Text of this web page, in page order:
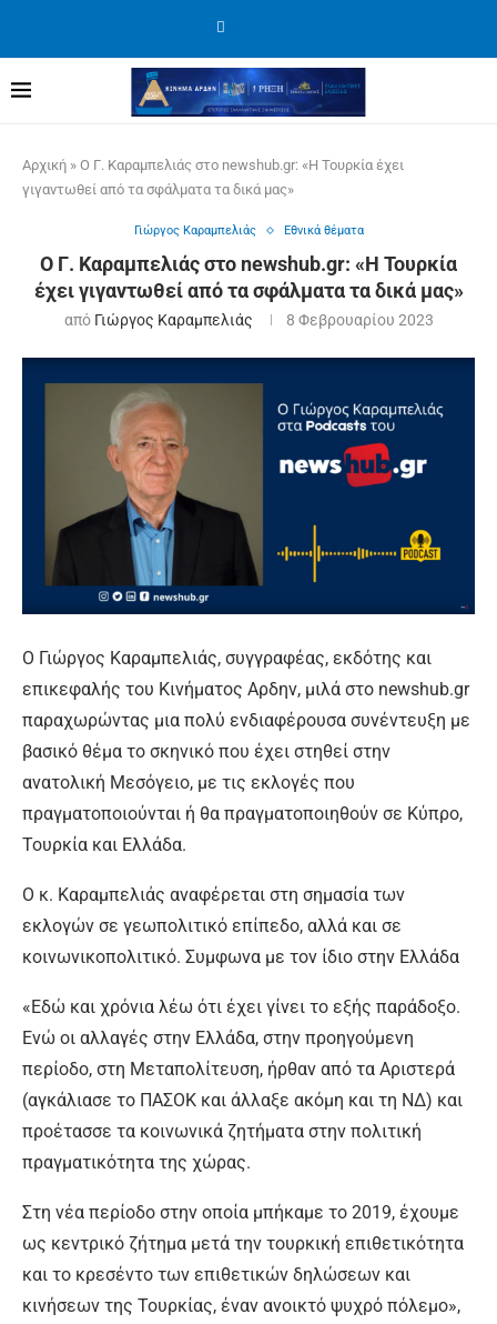
Αρχική » Ο Γ. Καραμπελιάς στο newshub.gr: «Η Τουρκία έχει
γιγαντωθεί από τα σφάλματα τα δικά μας»
Γιώργος Καραμπελιάς Εθνικά θέματα
Ο Γ. Καραμπελιάς στο newshub.gr: «Η Τουρκία
έχει γιγαντωθεί από τα σφάλματα τα δικά μας»
από Γιώργος Καραμπελιάς 8 Φεβρουαρίου 2023
Ο Γιώργος Καραμπελιάς, συγγραφέας, εκδότης και
επικεφαλής του Κινήματος Αρδην, μιλά στο newshub.gr
παραχωρώντας μια πολύ ενδιαφέρουσα συνέντευξη με
βασικό θέμα το σκηνικό που έχει στηθεί στην
ανατολική Μεσόγειο, με τις εκλογές που
πραγματοποιούνται ή θα πραγματοποιηθούν σε Κύπρο,
Τουρκία και Ελλάδα.
Ο κ. Καραμπελιάς αναφέρεται στη σημασία των
εκλογών σε γεωπολιτικό επίπεδο, αλλά και σε
κοινωνικοπολιτικό. Συμφωνα με τον ίδιο στην Ελλάδα
«Εδώ και χρόνια λέω ότι έχει γίνει το εξής παράδοξο.
Ενώ οι αλλαγές στην Ελλάδα, στην προηγούμενη
περίοδο, στη Μεταπολίτευση, ήρθαν από τα Αριστερά
(αγκάλιασε το ΠΑΣΟΚ και άλλαξε ακόμη και τη ΝΔ) και
προέτασσε τα κοινωνικά ζητήματα στην πολιτική
πραγματικότητα της χώρας.
Στη νέα περίοδο στην οποία μπήκαμε το 2019, έχουμε
ως κεντρικό ζήτημα μετά την τουρκική επιθετικότητα
και το κρεσέντο των επιθετικών δηλώσεων και
κινήσεων της Τουρκίας, έναν ανοικτό ψυχρό πόλεμο»,